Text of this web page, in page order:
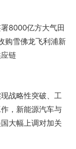
8000亿方大气田
购雪佛龙飞利浦新
链
战略性突破、工
，新能源汽车与
大幅上调对加关